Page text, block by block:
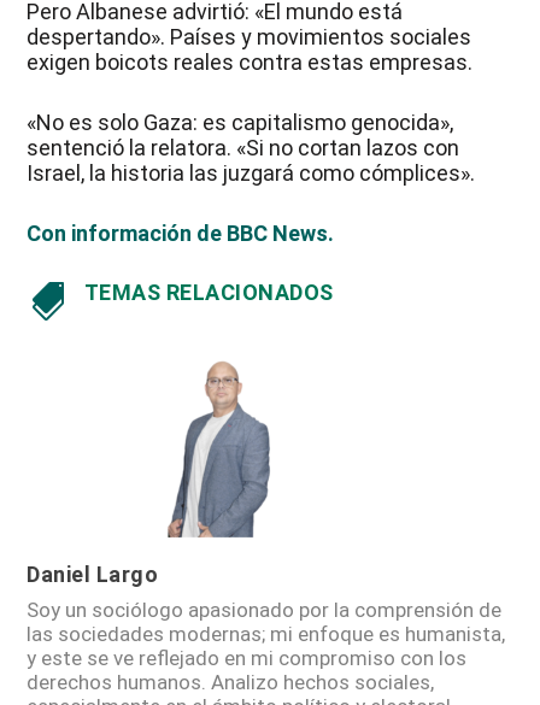
Pero Albanese advirtió: «El mundo está
despertando». Países y movimientos sociales
exigen boicots reales contra estas empresas.
«No es solo Gaza: es capitalismo genocida»,
sentenció la relatora. «Si no cortan lazos con
Israel, la historia las juzgará como cómplices».
Con información de BBC News.
 TEMAS RELACIONADOS
Daniel Largo
Soy un sociólogo apasionado por la comprensión de
las sociedades modernas; mi enfoque es humanista,
y este se ve reflejado en mi compromiso con los
derechos humanos. Analizo hechos sociales,